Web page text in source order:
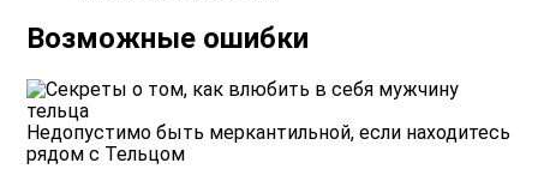
Возможные ошибки
Недопустимо быть меркантильной, если находитесь
рядом с Тельцом